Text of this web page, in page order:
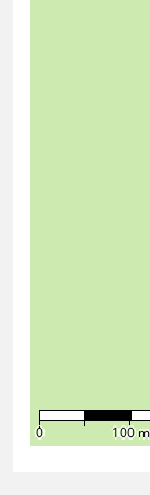
0 100 m